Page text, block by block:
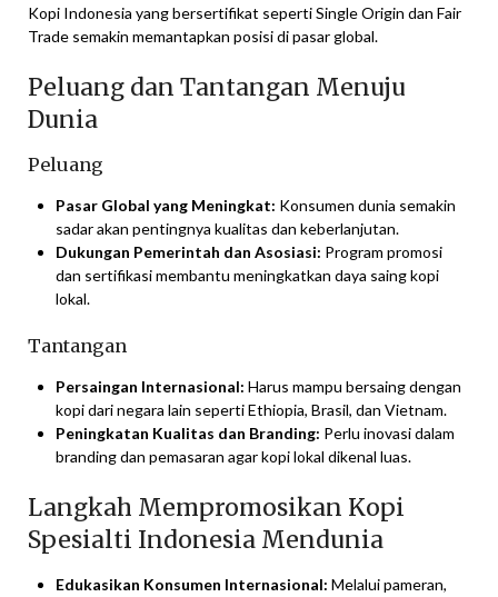
Kopi Indonesia yang bersertifikat seperti Single Origin dan Fair
Trade semakin memantapkan posisi di pasar global.
Peluang dan Tantangan Menuju
Dunia
Peluang
Pasar Global yang Meningkat: Konsumen dunia semakin
sadar akan pentingnya kualitas dan keberlanjutan.
Dukungan Pemerintah dan Asosiasi: Program promosi
dan sertifikasi membantu meningkatkan daya saing kopi
lokal.
Tantangan
Persaingan Internasional: Harus mampu bersaing dengan
kopi dari negara lain seperti Ethiopia, Brasil, dan Vietnam.
Peningkatan Kualitas dan Branding: Perlu inovasi dalam
branding dan pemasaran agar kopi lokal dikenal luas.
Langkah Mempromosikan Kopi
Spesialti Indonesia Mendunia
Edukasikan Konsumen Internasional: Melalui pameran,